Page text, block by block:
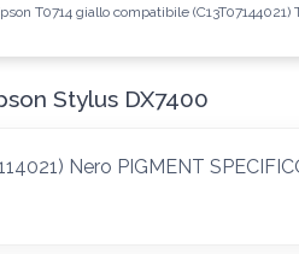
T0714 giallo compatibile (C13T07144021)
Stylus DX7400
Nero PIGMENT